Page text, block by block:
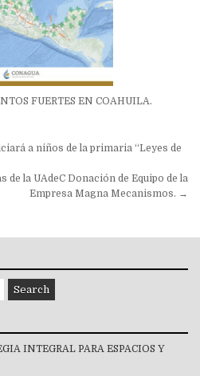
FUERTES EN COAHUILA.
a niños de la primaria “Leyes de
de la UAdeC Donación de Equipo de la
Empresa Magna Mecanismos. →
INTEGRAL PARA ESPACIOS Y